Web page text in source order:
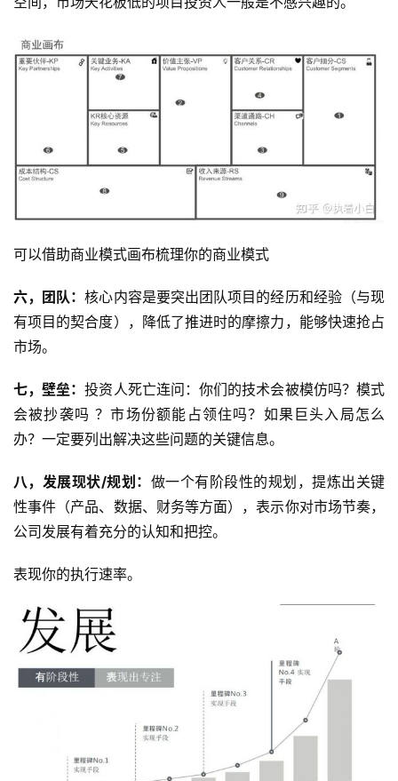
每
好
诗
可以借助商业模式画布梳理你的商业模式
六，团队：核心内容是要突出团队项目的经历和经验（与现
有项目的契合度），降低了推进时的摩擦力，能够快速抢占
市场。
七，壁垒：投资人死亡连问：你们的技术会被模仿吗？模式
会被抄袭吗 ？市场份额能占领住吗？如果巨头入局怎么
办？一定要列出解决这些问题的关键信息。
八，发展现状/规划： 做一个有阶段性的规划，提炼出关键
性事件（产品、数据、财务等方面），表示你对市场节奏，
公司发展有着充分的认知和把控。
表现你的执行速率。